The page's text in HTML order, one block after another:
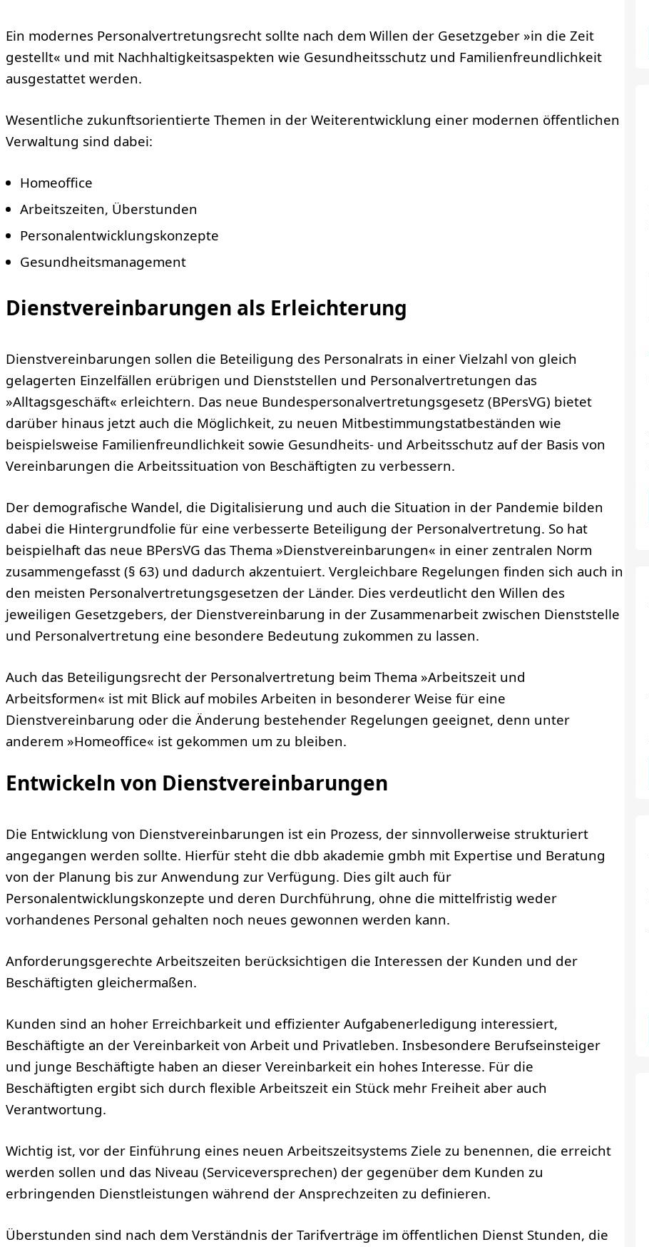
Ein modernes Personalvertretungsrecht sollte nach dem Willen der Gesetzgeber »in die Zeit
gestellt« und mit Nachhaltigkeitsaspekten wie Gesundheitsschutz und Familienfreundlichkeit
ausgestattet werden.
Wesentliche zukunftsorientierte Themen in der Weiterentwicklung einer modernen öffentlichen
Verwaltung sind dabei:
Homeoffice
Arbeitszeiten, Überstunden
Personalentwicklungskonzepte
Gesundheitsmanagement
Dienstvereinbarungen als Erleichterung
Dienstvereinbarungen sollen die Beteiligung des Personalrats in einer Vielzahl von gleich
gelagerten Einzelfällen erübrigen und Dienststellen und Personalvertretungen das
»Alltagsgeschäft« erleichtern. Das neue Bundespersonalvertretungsgesetz (BPersVG) bietet
darüber hinaus jetzt auch die Möglichkeit, zu neuen Mitbestimmungstatbeständen wie
beispielsweise Familienfreundlichkeit sowie Gesundheits- und Arbeitsschutz auf der Basis von
Vereinbarungen die Arbeitssituation von Beschäftigten zu verbessern.
Der demografische Wandel, die Digitalisierung und auch die Situation in der Pandemie bilden
dabei die Hintergrundfolie für eine verbesserte Beteiligung der Personalvertretung. So hat
beispielhaft das neue BPersVG das Thema »Dienstvereinbarungen« in einer zentralen Norm
zusammengefasst (§ 63) und dadurch akzentuiert. Vergleichbare Regelungen finden sich auch in
den meisten Personalvertretungsgesetzen der Länder. Dies verdeutlicht den Willen des
jeweiligen Gesetzgebers, der Dienstvereinbarung in der Zusammenarbeit zwischen Dienststelle
und Personalvertretung eine besondere Bedeutung zukommen zu lassen.
Auch das Beteiligungsrecht der Personalvertretung beim Thema »Arbeitszeit und
Arbeitsformen« ist mit Blick auf mobiles Arbeiten in besonderer Weise für eine
Dienstvereinbarung oder die Änderung bestehender Regelungen geeignet, denn unter
anderem »Homeoffice« ist gekommen um zu bleiben.
Entwickeln von Dienstvereinbarungen
Die Entwicklung von Dienstvereinbarungen ist ein Prozess, der sinnvollerweise strukturiert
angegangen werden sollte. Hierfür steht die dbb akademie gmbh mit Expertise und Beratung
von der Planung bis zur Anwendung zur Verfügung. Dies gilt auch für
Personalentwicklungskonzepte und deren Durchführung, ohne die mittelfristig weder
vorhandenes Personal gehalten noch neues gewonnen werden kann.
Anforderungsgerechte Arbeitszeiten berücksichtigen die Interessen der Kunden und der
Beschäftigten gleichermaßen.
Kunden sind an hoher Erreichbarkeit und effizienter Aufgabenerledigung interessiert,
Beschäftigte an der Vereinbarkeit von Arbeit und Privatleben. Insbesondere Berufseinsteiger
und junge Beschäftigte haben an dieser Vereinbarkeit ein hohes Interesse. Für die
Beschäftigten ergibt sich durch flexible Arbeitszeit ein Stück mehr Freiheit aber auch
Verantwortung.
Wichtig ist, vor der Einführung eines neuen Arbeitszeitsystems Ziele zu benennen, die erreicht
werden sollen und das Niveau (Serviceversprechen) der gegenüber dem Kunden zu
erbringenden Dienstleistungen während der Ansprechzeiten zu definieren.
Überstunden sind nach dem Verständnis der Tarifverträge im öffentlichen Dienst Stunden, die